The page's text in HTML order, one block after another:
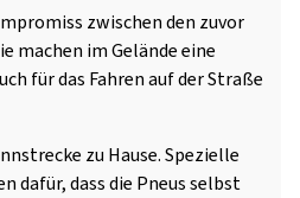
zwischen den zuvor
machen im Gelände eine
für das Fahren auf der Straße
zu Hause. Spezielle
dafür, dass die Pneus selbst